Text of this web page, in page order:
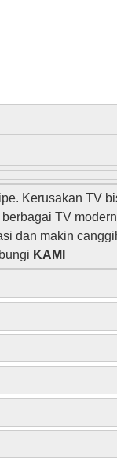
Kerusakan TV
TV modern
dan makin
KAMI